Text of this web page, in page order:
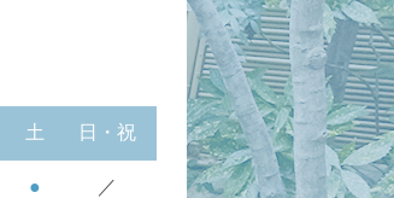
土 日・祝
● ／